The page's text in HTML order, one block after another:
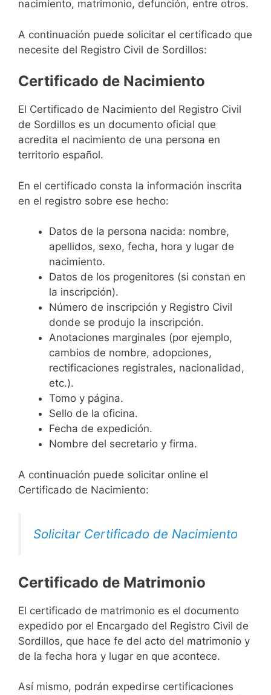
nacimiento, matrimonio, defunción, entre otros.
A continuación puede solicitar el certificado que
necesite del Registro Civil de Sordillos:
Certificado de Nacimiento
El Certificado de Nacimiento del Registro Civil
de Sordillos es un documento oficial que
acredita el nacimiento de una persona en
territorio español.
En el certificado consta la información inscrita
en el registro sobre ese hecho:
Datos de la persona nacida: nombre,
apellidos, sexo, fecha, hora y lugar de
nacimiento.
Datos de los progenitores (si constan en
la inscripción).
Número de inscripción y Registro Civil
donde se produjo la inscripción.
Anotaciones marginales (por ejemplo,
cambios de nombre, adopciones,
rectificaciones registrales, nacionalidad,
etc.).
Tomo y página.
Sello de la oficina.
Fecha de expedición.
Nombre del secretario y firma.
A continuación puede solicitar online el
Certificado de Nacimiento:
Solicitar Certificado de Nacimiento
Certificado de Matrimonio
El certificado de matrimonio es el documento
expedido por el Encargado del Registro Civil de
Sordillos, que hace fe del acto del matrimonio y
de la fecha hora y lugar en que acontece.
Así mismo, podrán expedirse certificaciones